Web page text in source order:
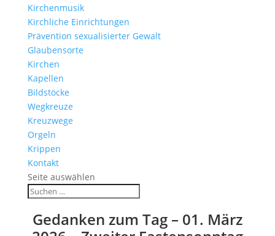
Kirchen­musik
Kirch­liche Einrichtungen
Präven­tion sexua­li­sierter Gewalt
Glau­ben­s­orte
Kirchen
Kapellen
Bild­stöcke
Wegkreuze
Kreuz­wege
Orgeln
Krippen
Kontakt
Seite auswählen
Gedanken zum Tag – 01. März